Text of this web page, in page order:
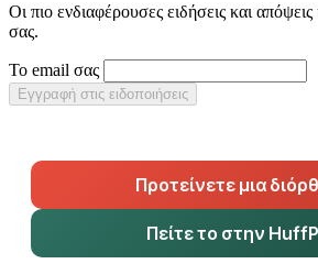
Οι πιο ενδιαφέρουσες ειδήσεις και
σας.
Το email σας
Εγγραφή στις ειδοποιήσεις
Προτείνετε μια
Πείτε το στην